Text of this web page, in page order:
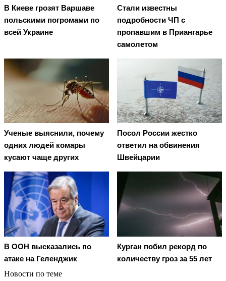
В Киеве грозят Варшаве
польскими погромами по
всей Украине
Стали известны
подробности ЧП с
пропавшим в Приангарье
самолетом
Ученые выяснили, почему
одних людей комары
кусают чаще других
Посол России жестко
ответил на обвинения
Швейцарии
В ООН высказались по
атаке на Геленджик
Курган побил рекорд по
количеству гроз за 55 лет
Новости по теме